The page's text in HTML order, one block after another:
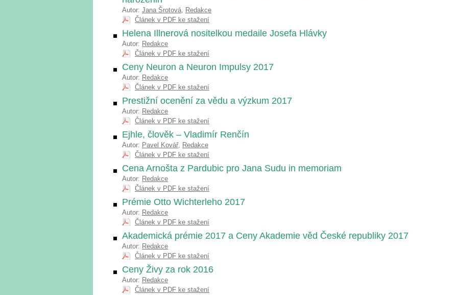
Autor: Jana Šrotová, Redakce
Článek v PDF ke stažení
Helena Illnerová nositelkou medaile Josefa Hlávky
Autor: Redakce
Článek v PDF ke stažení
Ceny Neuron a Neuron Impulsy 2017
Autor: Redakce
Článek v PDF ke stažení
Prestižní ocenění za vědu a výzkum 2017
Autor: Redakce
Článek v PDF ke stažení
Ejhle, člověk – Vladimír Renčín
Autor: Pavel Kovář, Redakce
Článek v PDF ke stažení
Cena Arnošta z Pardubic pro Jana Sudu in memoriam
Autor: Redakce
Článek v PDF ke stažení
Prémie Otto Wichterleho 2017
Autor: Redakce
Článek v PDF ke stažení
Akademická prémie 2017 a Ceny Akademie věd České republiky 2017
Autor: Redakce
Článek v PDF ke stažení
Ceny Živy za rok 2016
Autor: Redakce
Článek v PDF ke stažení